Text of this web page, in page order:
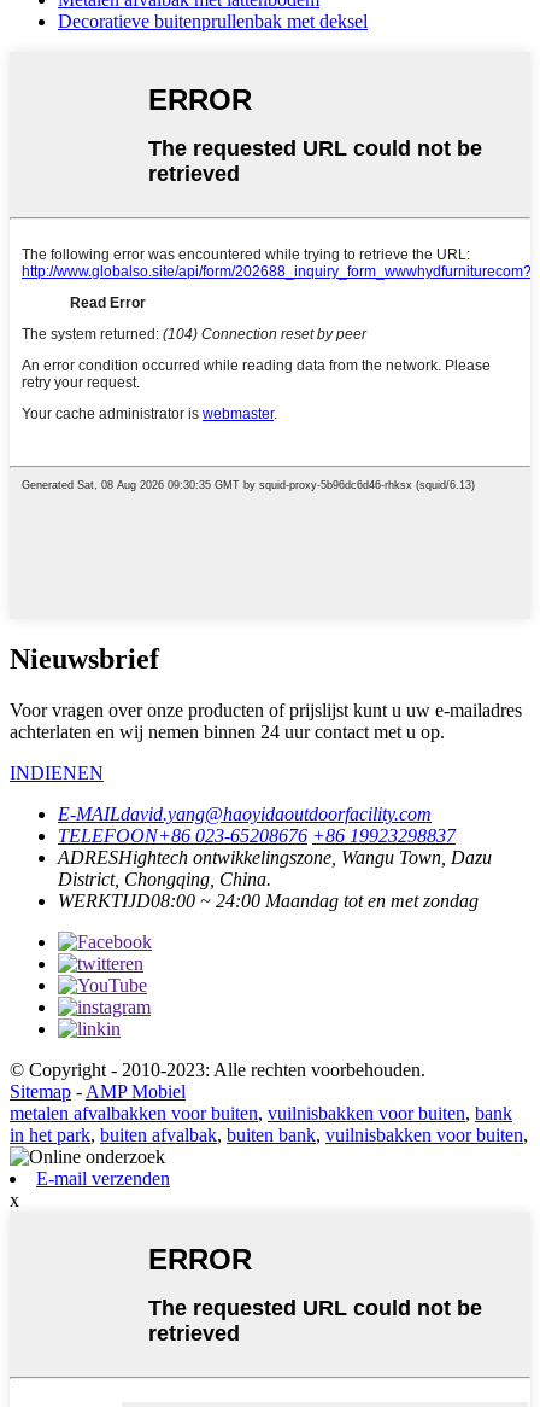
Decoratieve buitenprullenbak met deksel
Nieuwsbrief
Voor vragen over onze producten of prijslijst kunt u uw e-mailadres
achterlaten en wij nemen binnen 24 uur contact met u op.
INDIENEN
E-MAILdavid.yang@haoyidaoutdoorfacility.com
TELEFOON+86 023-65208676 +86 19923298837
ADRESHightech ontwikkelingszone, Wangu Town, Dazu
District, Chongqing, China.
WERKTIJD08:00 ~ 24:00 Maandag tot en met zondag
© Copyright - 2010-2023: Alle rechten voorbehouden.
Sitemap - AMP Mobiel
metalen afvalbakken voor buiten, vuilnisbakken voor buiten, bank
in het park, buiten afvalbak, buiten bank, vuilnisbakken voor buiten,
E-mail verzenden
x